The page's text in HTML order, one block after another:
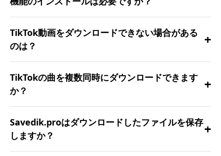
必要ありません！ブラウザ上で全て動作します。
アドオンは不要です。
TikTok動画をダウンロードできない場合がある
のは？
+
非公開、削除済み、または制限付きのコンテンツ
はダウンロードできない場合があります。
TikTokの曲を複数同時にダウンロードできます
か？
+
現在は1曲ずつとなります。一括ダウンロード機能
のサポートに向けて開発中です。
Savedik.proはダウンロードしたファイルを保存
しますか？
+